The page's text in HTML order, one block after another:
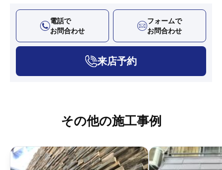
電話で
お問合わせ
フォームで
お問合わせ
来店予約
その他の施工事例